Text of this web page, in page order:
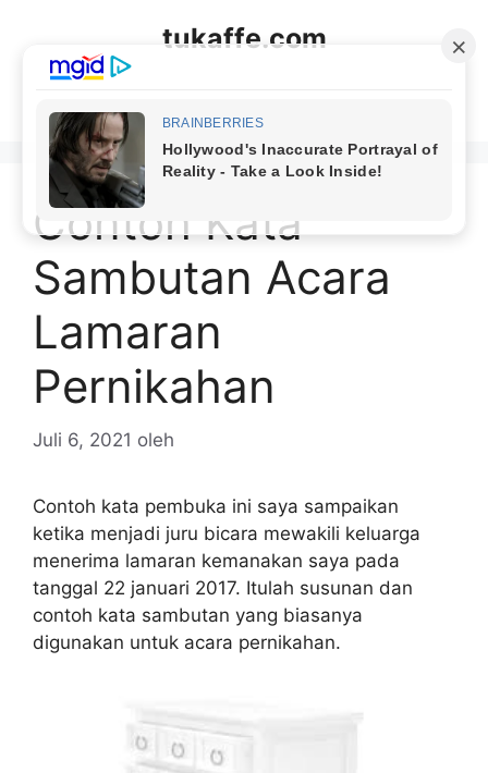
tukaffe.com
Contoh Kata
Sambutan Acara
Lamaran
Pernikahan
Juli 6, 2021 oleh
Contoh kata pembuka ini saya sampaikan
ketika menjadi juru bicara mewakili keluarga
menerima lamaran kemanakan saya pada
tanggal 22 januari 2017. Itulah susunan dan
contoh kata sambutan yang biasanya
digunakan untuk acara pernikahan.